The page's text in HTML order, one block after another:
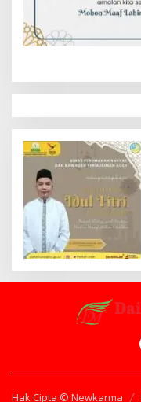
Hak Cipta © Newkarma